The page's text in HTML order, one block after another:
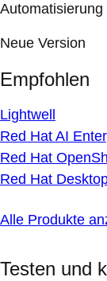
Neue Version
Empfohlen
Lightwell
Red Hat AI
Red Hat
Red Hat
Alle Produkte
Testen und